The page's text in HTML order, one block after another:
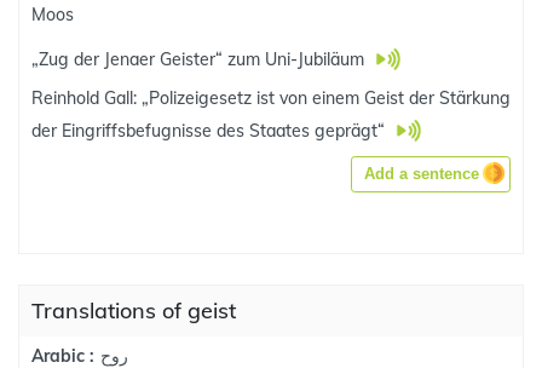
Moos
„Zug der Jenaer Geister“ zum Uni-Jubiläum
Reinhold Gall: „Polizeigesetz ist von einem Geist der Stärkung
der Eingriffsbefugnisse des Staates geprägt“
Add a sentence
Translations of geist
Arabic : روح